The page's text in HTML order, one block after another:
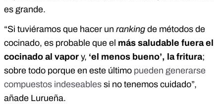
es grande.
“Si tuviéramos que hacer un ranking de métodos de
cocinado, es probable que el más saludable fuera el
cocinado al vapor y, ‘el menos bueno’, la fritura;
sobre todo porque en este último pueden generarse
compuestos indeseables si no tenemos cuidado”,
añade Lurueña.